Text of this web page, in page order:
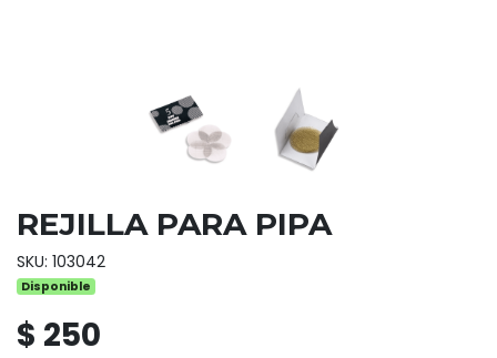
REJILLA PARA PIPA
SKU: 103042
Disponible
$ 250